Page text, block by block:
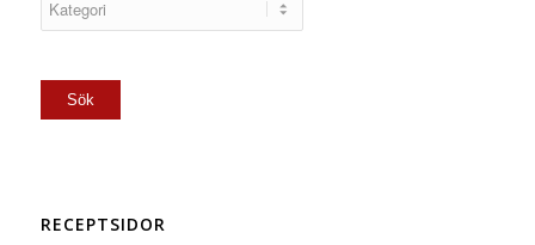
RECEPTSIDOR